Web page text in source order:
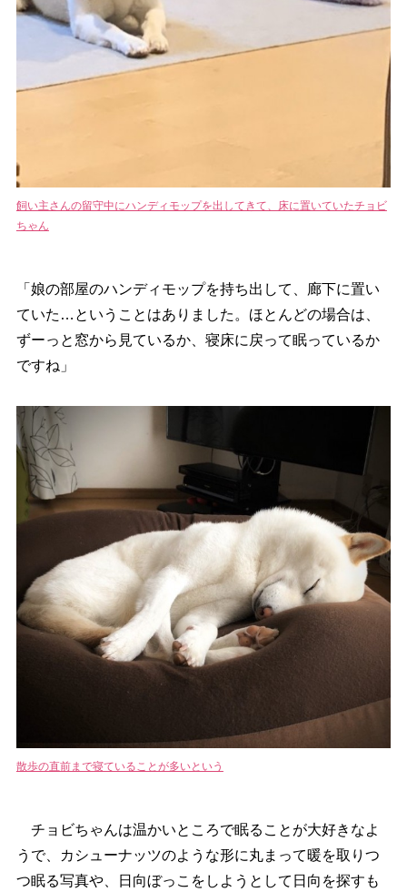
飼い主さんの留守中にハンディモップを出してきて、床に置いていたチョビ
ちゃん
「娘の部屋のハンディモップを持ち出して、廊下に置い
ていた…ということはありました。ほとんどの場合は、
ずーっと窓から見ているか、寝床に戻って眠っているか
ですね」
散歩の直前まで寝ていることが多いという
チョビちゃんは温かいところで眠ることが大好きなよ
うで、カシューナッツのような形に丸まって暖を取りつ
つ眠る写真や、日向ぼっこをしようとして日向を探すも